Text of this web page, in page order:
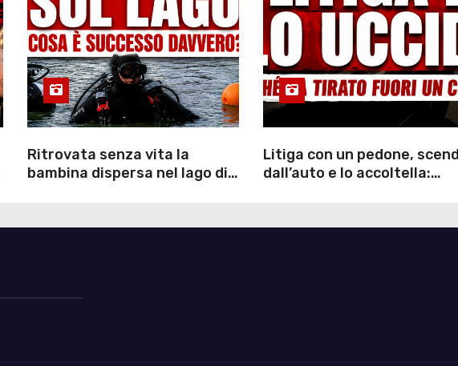
Ritrovata senza vita la
bambina dispersa nel lago di
Litiga con un pedone,
dall’auto e lo accoltella: